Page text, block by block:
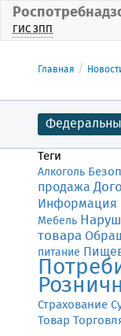
ГИС ЗПП
Главная
Теги
Алкоголь
продажа
Информация
Мебель
товара
питание
Страхование
Товар